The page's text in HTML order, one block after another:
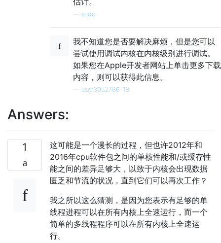
sudo
我不知道您是否要解决麻烦，但是您可以
尝试使用调试内核在内核级别进行调试。
如果您在Apple开发者网站上单击更多下载
内容，则可以获得此信息。
user3052786 '18
Answers:
1
这可能是一个漫长的过程，但也许2012年和
2016年cpu软件包之间的单核性能和/或缓存性
能之间的差异足够大，以致于内核会出现数据
匮乏和节流的状况，直到它们可以再次工作？
我之所以这么猜测，是因为您表示有足够的​​单
线程进程可以在所有内核上全速运行，而一个
简单的多线程程序可以在所有内核上全速运
行。